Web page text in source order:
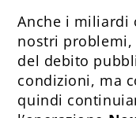
Anche i miliardi
nostri problemi,
del debito
condizioni, ma
quindi